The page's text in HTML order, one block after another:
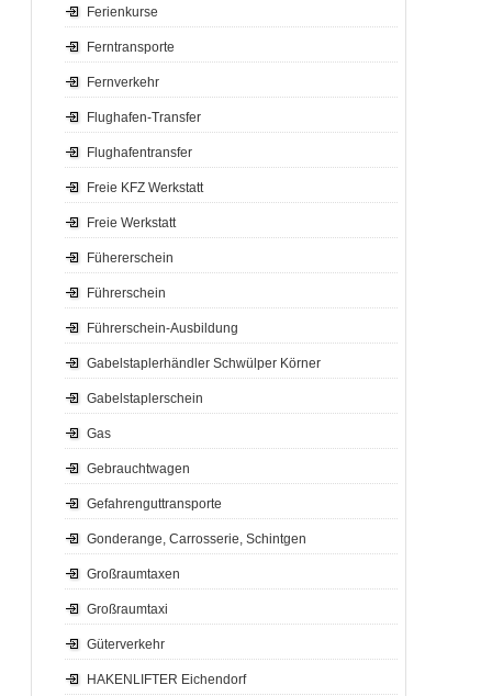
Ferienkurse
Ferntransporte
Fernverkehr
Flughafen-Transfer
Flughafentransfer
Freie KFZ Werkstatt
Freie Werkstatt
Fühererschein
Führerschein
Führerschein-Ausbildung
Gabelstaplerhändler Schwülper Körner
Gabelstaplerschein
Gas
Gebrauchtwagen
Gefahrenguttransporte
Gonderange, Carrosserie, Schintgen
Großraumtaxen
Großraumtaxi
Güterverkehr
HAKENLIFTER Eichendorf